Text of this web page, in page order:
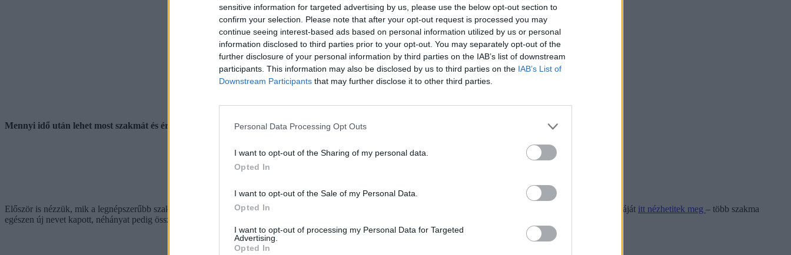
sensitive information for targeted advertising by us, please use the below opt-out section to
confirm your selection. Please note that after your opt-out request is processed you may
continue seeing interest-based ads based on personal information utilized by us or personal
information disclosed to third parties prior to your opt-out. You may separately opt-out of the
further disclosure of your personal information by third parties on the IAB’s list of downstream
participants. This information may also be disclosed by us to third parties on the IAB’s List of
Downstream Participants that may further disclose it to other third parties.
Personal Data Processing Opt Outs
I want to opt-out of the Sharing of my personal data.
Opted In
I want to opt-out of the Sale of my Personal Data.
Opted In
I want to opt-out of processing my Personal Data for Targeted
Advertising.
Opted In
Mennyi idő után lehet most szakmát és érettségit szerezni?
Először is nézzük, mik a legnépszerűbb szakmák. Technikumban itt nézhetitek Szakmét tanulnátok? Az alapszakmák listáját itt nézhetitek meg – több szakma
egészen új nevet kapott, néhányat pedig összevontak, ezért érdemes használni az „új ágazatok és szakmák fordítókulcsa” nevű menüpontot.